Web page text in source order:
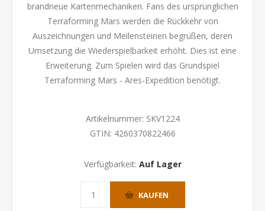
brandneue Kartenmechaniken. Fans des ursprünglichen
Terraforming Mars werden die Rückkehr von
Auszeichnungen und Meilensteinen begrüßen, deren
Umsetzung die Wiederspielbarkeit erhöht. Dies ist eine
Erweiterung. Zum Spielen wird das Grundspiel
Terraforming Mars - Ares-Expedition benötigt.
Artikelnummer: SKV1224
GTIN: 4260370822466
Verfügbarkeit: Auf Lager
KAUFEN